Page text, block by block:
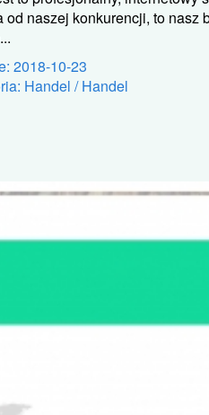
od naszej konkurencji, to nasz
2018-10-23
Handel / Handel